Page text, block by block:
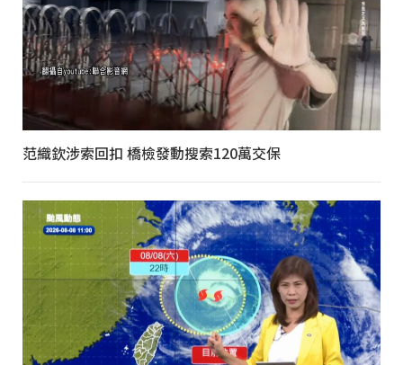
范織欽涉索回扣 橋檢發動搜索120萬交保